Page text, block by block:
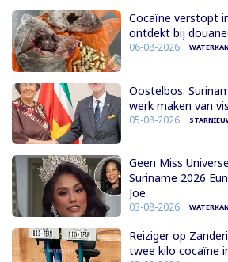
Cocaïne verstopt
ontdekt bij
06-08-2026
Oostelbos:
werk maken van
05-08-2026
Geen Miss
Suriname 2026
Joe
03-08-2026
Reiziger op
twee kilo cocaïne